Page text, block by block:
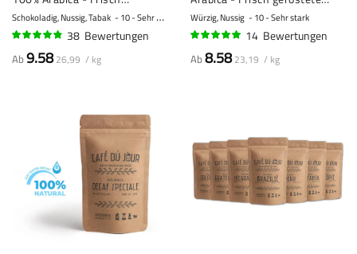
geröstete Kaffeebohnen
Schokoladig, Nussig, Tabak 10 - Sehr stark
38 Bewertungen
Ab9.58 26,99 / kg
Kaffeebohnen
Würzig, Nussig 10 - Sehr stark
14 Bewertungen
Ab8.58 23,19 / kg